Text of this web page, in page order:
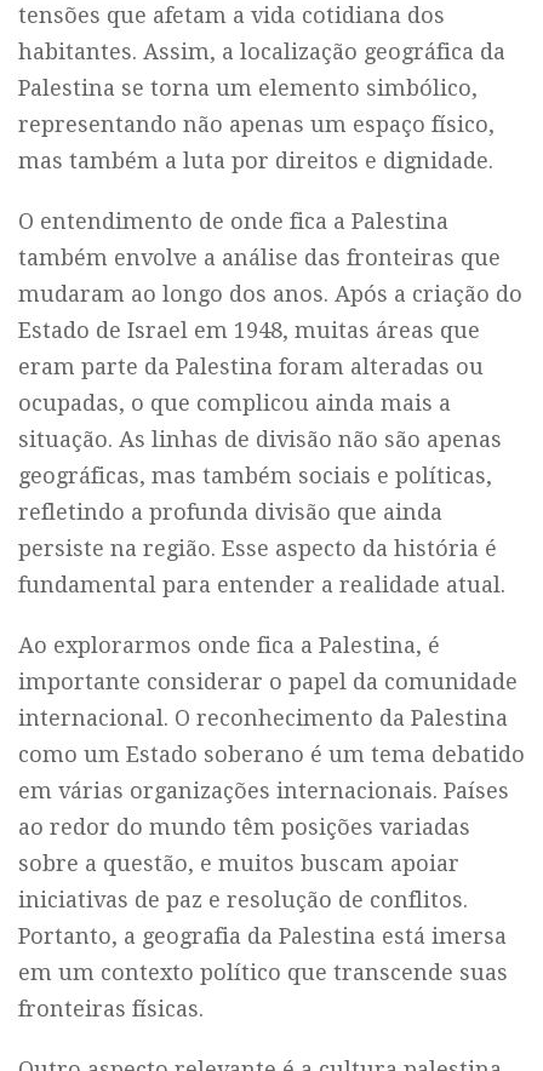
tensões que afetam a vida cotidiana dos
habitantes. Assim, a localização geográfica da
Palestina se torna um elemento simbólico,
representando não apenas um espaço físico,
mas também a luta por direitos e dignidade.
O entendimento de onde fica a Palestina
também envolve a análise das fronteiras que
mudaram ao longo dos anos. Após a criação do
Estado de Israel em 1948, muitas áreas que
eram parte da Palestina foram alteradas ou
ocupadas, o que complicou ainda mais a
situação. As linhas de divisão não são apenas
geográficas, mas também sociais e políticas,
refletindo a profunda divisão que ainda
persiste na região. Esse aspecto da história é
fundamental para entender a realidade atual.
Ao explorarmos onde fica a Palestina, é
importante considerar o papel da comunidade
internacional. O reconhecimento da Palestina
como um Estado soberano é um tema debatido
em várias organizações internacionais. Países
ao redor do mundo têm posições variadas
sobre a questão, e muitos buscam apoiar
iniciativas de paz e resolução de conflitos.
Portanto, a geografia da Palestina está imersa
em um contexto político que transcende suas
fronteiras físicas.